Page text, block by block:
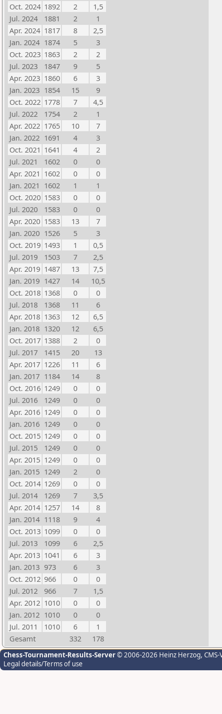
Oct. 2024 1892 2
1,5
Jul. 2024
1881 2
1
Apr. 2024 1817 8
2,5
Jan. 2024 1874 5
3
Oct. 2023 1863 2
2
Jul. 2023
1847 9
5
Apr. 2023 1860 6
3
Jan. 2023 1854 15
9
Oct. 2022 1778 7
4,5
Jul. 2022
1754 2
1
Apr. 2022 1765 10
7
Jan. 2022 1691 4
3
Oct. 2021 1641 4
2
Jul. 2021
1602 0
0
Apr. 2021 1602 0
0
Jan. 2021 1602 1
1
Oct. 2020 1583 0
0
Jul. 2020
1583 0
0
Apr. 2020 1583 13
7
Jan. 2020 1526 5
3
Oct. 2019 1493 1
0,5
Jul. 2019
1503 7
2,5
Apr. 2019 1487 13
7,5
Jan. 2019 1427 14
10,5
Oct. 2018 1368 0
0
Jul. 2018
1368 11
6
Apr. 2018 1363 12
6,5
Jan. 2018 1320 12
6,5
Oct. 2017 1388 2
0
Jul. 2017
1415 20
13
Apr. 2017 1226 11
6
Jan. 2017 1184 14
8
Oct. 2016 1249 0
0
Jul. 2016
1249 0
0
Apr. 2016 1249 0
0
Jan. 2016 1249 0
0
Oct. 2015 1249 0
0
Jul. 2015
1249 0
0
Apr. 2015 1249 0
0
Jan. 2015 1249 2
0
Oct. 2014 1269 0
0
Jul. 2014
1269 7
3,5
Apr. 2014 1257 14
8
Jan. 2014 1118 9
4
Oct. 2013 1099 0
0
Jul. 2013
1099 6
2,5
Apr. 2013 1041 6
3
Jan. 2013 973 6
3
Oct. 2012 966 0
0
Jul. 2012
966 7
1,5
Apr. 2012 1010 0
0
Jan. 2012 1010 0
0
Jul. 2011
1010 6
1
Gesamt
332 178
Chess-Tournament-Results-Server© 2006-2026 Heinz Herzog,
Legal details/Terms of use